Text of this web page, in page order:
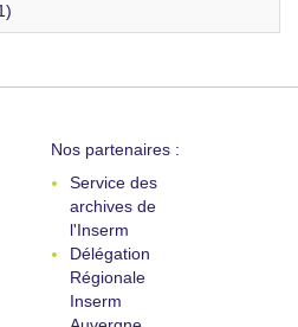
Nos partenaires :
Service des
archives de
l'Inserm
Délégation
Régionale
Inserm